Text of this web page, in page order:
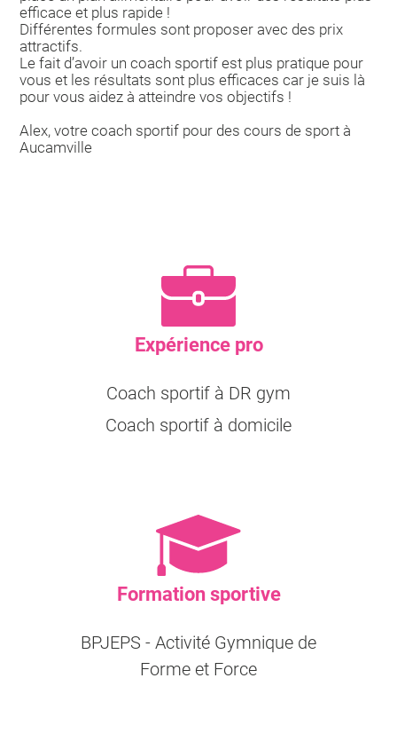
efficace et plus rapide !
Différentes formules sont proposer avec des prix
attractifs.
Le fait d’avoir un coach sportif est plus pratique pour
vous et les résultats sont plus efficaces car je suis là
pour vous aidez à atteindre vos objectifs !
Alex, votre coach sportif pour des cours de sport à
Aucamville
Expérience pro
Coach sportif à DR gym
Coach sportif à domicile
Formation sportive
BPJEPS - Activité Gymnique de
Forme et Force